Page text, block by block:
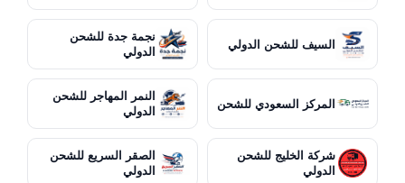
السيف للشحن الدولي
نجمة جدة للشحن
الدولي
المركز السعودي للشحن
النمر المهاجر للشحن
الدولي
شركة الخليج للشحن
الدولي
الصقر السريع للشحن
الدولي